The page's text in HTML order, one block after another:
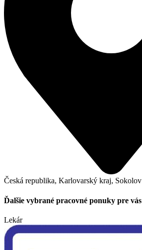
Česká republika, Karlovarský kraj, Sokolov
Ďalšie vybrané pracovné ponuky pre vás
Lekár